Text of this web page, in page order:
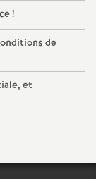
o
n
d
d
e
!
de
et